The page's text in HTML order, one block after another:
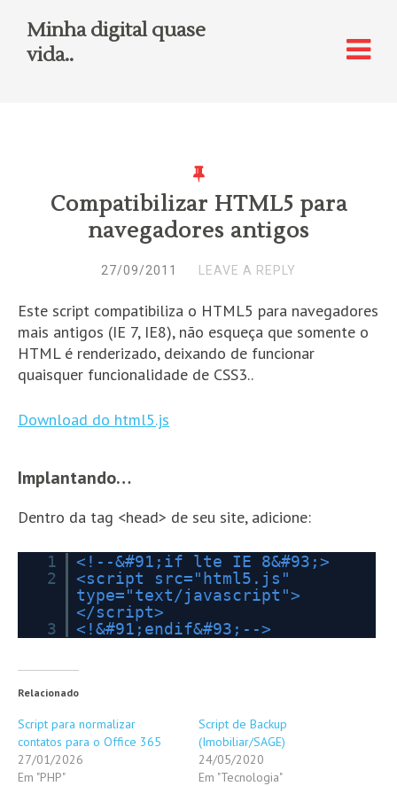
Minha digital quase
vida..
Compatibilizar HTML5 para
navegadores antigos
27/09/2011 LEAVE A REPLY
Este script compatibiliza o HTML5 para navegadores
mais antigos (IE 7, IE8), não esqueça que somente o
HTML é renderizado, deixando de funcionar
quaisquer funcionalidade de CSS3..
Download do html5.js
Implantando…
Dentro da tag <head> de seu site, adicione:
1
<!--&#91;if lte IE 8&#93;>
2
<script src="html5.js"
type="text/javascript">
</script>
3
<!&#91;endif&#93;-->
Relacionado
Script para normalizar
contatos para o Office 365
27/01/2026
Em "PHP"
Script de Backup
(Imobiliar/SAGE)
24/05/2020
Em "Tecnologia"